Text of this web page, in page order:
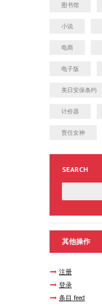
图书馆
小说
电商
电子版
美日安保条约
计价器
责任女神
SEARCH
其他操作
注册
登录
条目 feed